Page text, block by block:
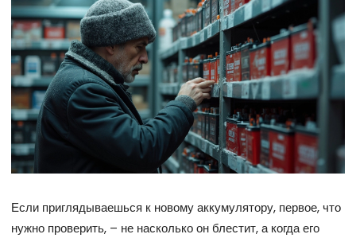
Если приглядываешься к новому аккумулятору, первое, что
нужно проверить, – не насколько он блестит, а когда его